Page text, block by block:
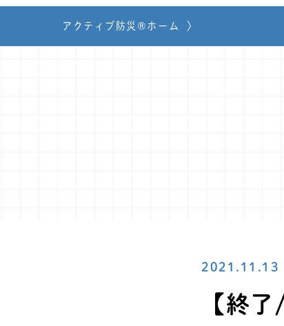
アクティブ防災®ホーム 〉
2021.11.13
【終